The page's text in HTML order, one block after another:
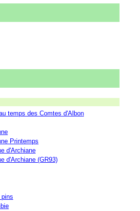
temps des Comtes d'Albon
Printemps
d'Archiane
d'Archiane (GR93)